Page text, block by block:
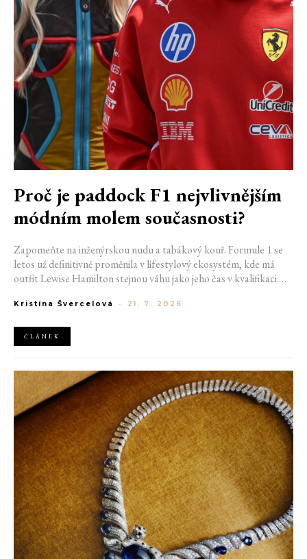
Proč je paddock F1 nejvlivnějším
módním molem současnosti?
Zapomeňte na inženýrskou nudu a tabákový kouř. Formule 1 se
letos už definitivně proměnila v lifestylový ekosystém, kde má
outfit Lewise Hamilton stejnou váhu jako jeho čas v kvalifikaci.
nové generace influencerů a fenoménu manželek a partnerek
ale příslušnost k nejrychlejší fashion komunitě světa. Jak se z
"Racing Core" stala uniforma ulice a proč nás drama v paddocku
Kristína Švercelová - 21. 7. 2026
ČLÁNEK